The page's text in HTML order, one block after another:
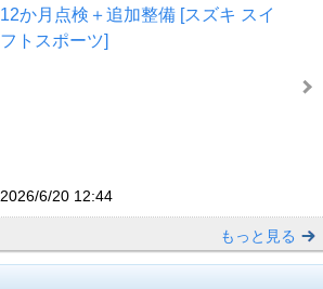
12か月点検＋追加整備 [スズキ スイ
フトスポーツ]
2026/6/20 12:44
もっと見る